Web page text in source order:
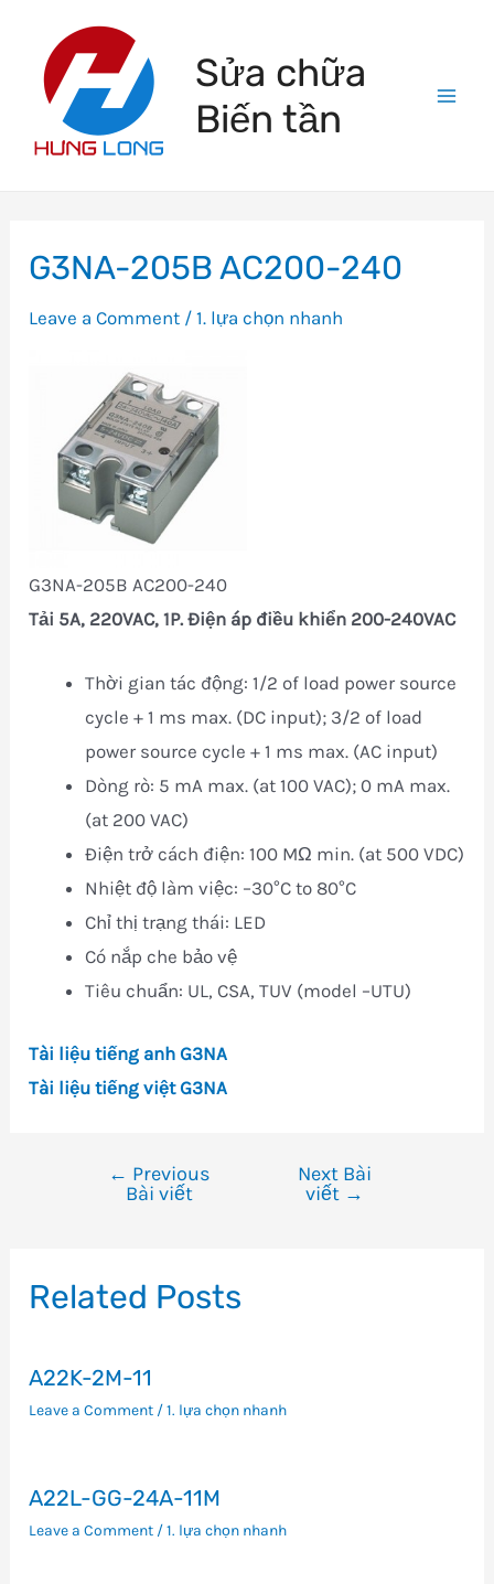
content
Sửa chữa
Biến tần
G3NA-205B AC200-240
Leave a Comment /1. lựa chọn nhanh
G3NA-205B AC200-240
Tải 5A, 220VAC, 1P. Điện áp điều khiển 200-240VAC
Thời gian tác động: 1/2 of load power source
cycle + 1 ms max. (DC input); 3/2 of load
power source cycle + 1 ms max. (AC input)
Dòng rò: 5 mA max. (at 100 VAC); 0 mA max.
(at 200 VAC)
Điện trở cách điện: 100 MΩ min. (at 500 VDC)
Nhiệt độ làm việc: –30°C to 80°C
Chỉ thị trạng thái: LED
Có nắp che bảo vệ
Tiêu chuẩn: UL, CSA, TUV (model –UTU)
Tài liệu tiếng anh G3NA
Tài liệu tiếng việt G3NA
viết
← Previous
Bài viết
Next Bài
viết →
Related Posts
A22K-2M-11
Leave a Comment /1. lựa chọn nhanh
A22L-GG-24A-11M
Leave a Comment /1. lựa chọn nhanh